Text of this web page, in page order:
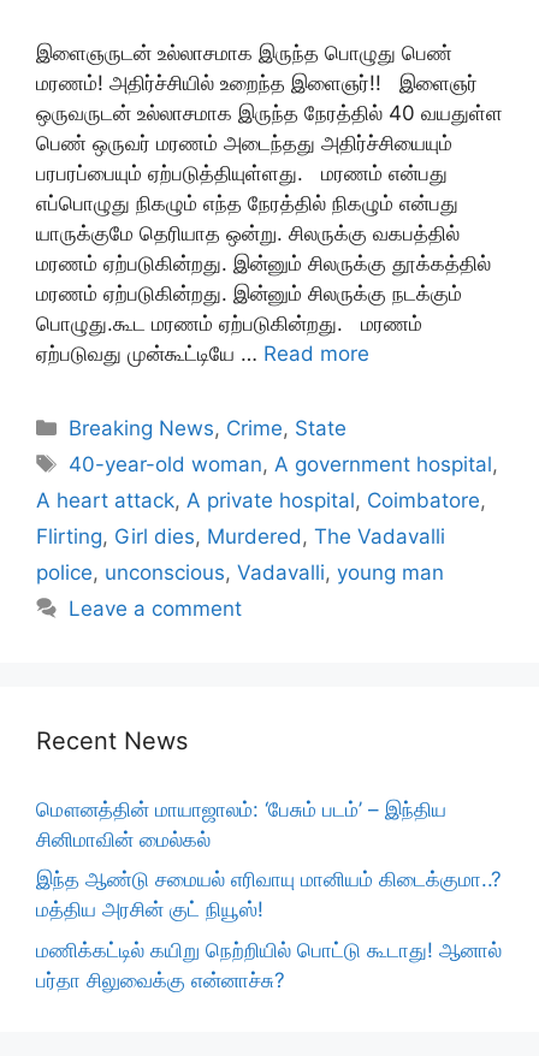
இளைஞருடன் உல்லாசமாக இருந்த பொழுது பெண்
மரணம்! அதிர்ச்சியில் உறைந்த இளைஞர்!! இளைஞர்
ஒருவருடன் உல்லாசமாக இருந்த நேரத்தில் 40 வயதுள்ள
பெண் ஒருவர் மரணம் அடைந்தது அதிர்ச்சியையும்
பரபரப்பையும் ஏற்படுத்தியுள்ளது. மரணம் என்பது
எப்பொழுது நிகழும் எந்த நேரத்தில் நிகழும் என்பது
யாருக்குமே தெரியாத ஒன்று. சிலருக்கு வகபத்தில்
மரணம் ஏற்படுகின்றது. இன்னும் சிலருக்கு தூக்கத்தில்
மரணம் ஏற்படுகின்றது. இன்னும் சிலருக்கு நடக்கும்
பொழுது.கூட மரணம் ஏற்படுகின்றது. மரணம்
ஏற்படுவது முன்கூட்டியே … Read more
Categories
Breaking News, Crime, State
Tags
40-year-old woman, A government hospital,
A heart attack, A private hospital, Coimbatore,
Flirting, Girl dies, Murdered , The Vadavalli
police, unconscious, Vadavalli, young man
Leave a comment
Recent News
மௌனத்தின் மாயாஜாலம்: ‘பேசும் படம்’ – இந்திய
சினிமாவின் மைல்கல்
இந்த ஆண்டு சமையல் எரிவாயு மானியம் கிடைக்குமா..?
மத்திய அரசின் குட் நியூஸ்!
மணிக்கட்டில் கயிறு நெற்றியில் பொட்டு கூடாது! ஆனால்
பர்தா சிலுவைக்கு என்னாச்சு?